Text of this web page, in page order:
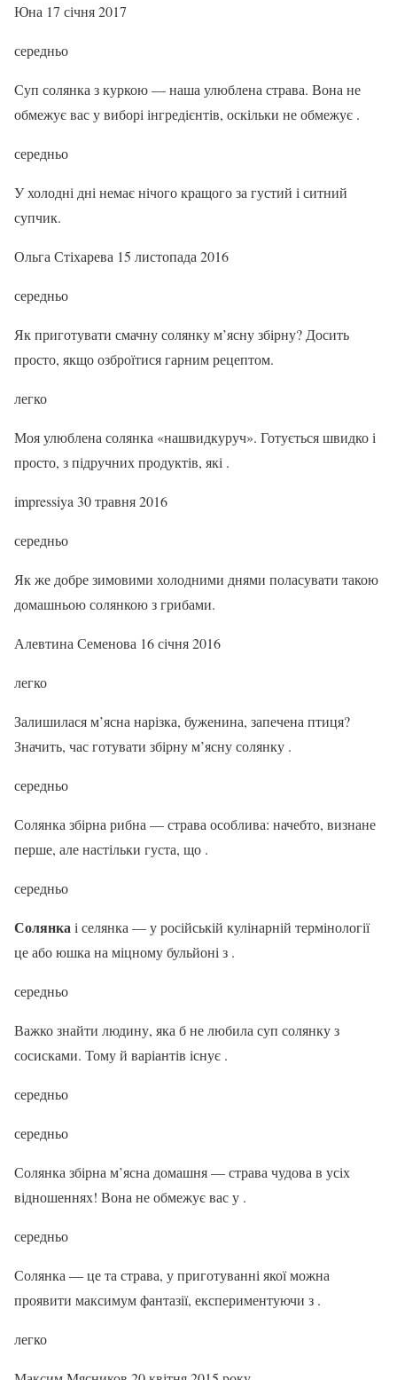
Юна 17 січня 2017
середньо
Суп солянка з куркою — наша улюблена страва. Вона не
обмежує вас у виборі інгредієнтів, оскільки не обмежує .
середньо
У холодні дні немає нічого кращого за густий і ситний
супчик.
Ольга Стіхарева 15 листопада 2016
середньо
Як приготувати смачну солянку м’ясну збірну? Досить
просто, якщо озброїтися гарним рецептом.
легко
Моя улюблена солянка «нашвидкуруч». Готується швидко і
просто, з підручних продуктів, які .
impressiya 30 травня 2016
середньо
Як же добре зимовими холодними днями поласувати такою
домашньою солянкою з грибами.
Алевтина Семенова 16 січня 2016
легко
Залишилася м’ясна нарізка, буженина, запечена птиця?
Значить, час готувати збірну м’ясну солянку .
середньо
Солянка збірна рибна — страва особлива: начебто, визнане
перше, але настільки густа, що .
середньо
Солянкаі селянка — у російській кулінарній термінології
це або юшка на міцному бульйоні з .
середньо
Важко знайти людину, яка б не любила суп солянку з
сосисками. Тому й варіантів існує .
середньо
середньо
Солянка збірна м’ясна домашня — страва чудова в усіх
відношеннях! Вона не обмежує вас у .
середньо
Солянка — це та страва, у приготуванні якої можна
проявити максимум фантазії, експериментуючи з .
легко